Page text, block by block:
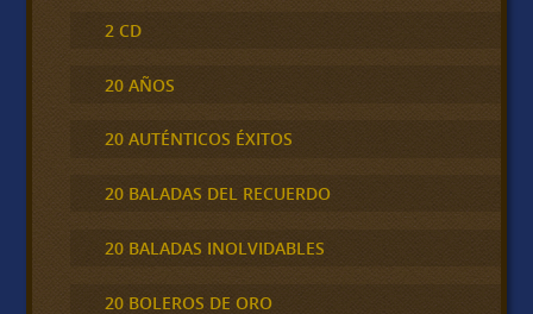
2 CD
20 AÑOS
20 AUTÉNTICOS ÉXITOS
20 BALADAS DEL RECUERDO
20 BALADAS INOLVIDABLES
20 BOLEROS DE ORO